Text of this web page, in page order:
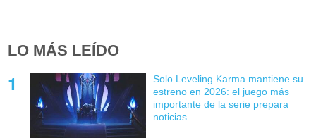
LO MÁS LEÍDO
Solo Leveling Karma mantiene su
estreno en 2026: el juego más
importante de la serie prepara
noticias